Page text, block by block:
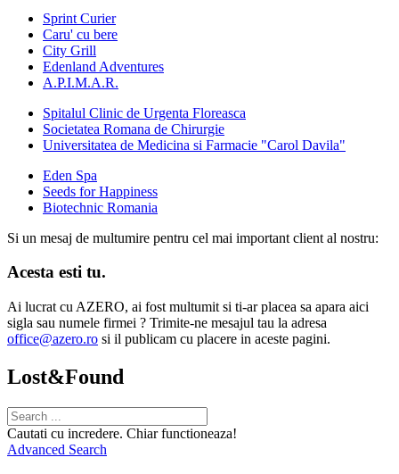
Sprint Curier
Caru' cu bere
City Grill
Edenland Adventures
A.P.I.M.A.R.
Spitalul Clinic de Urgenta Floreasca
Societatea Romana de Chirurgie
Universitatea de Medicina si Farmacie "Carol Davila"
Eden Spa
Seeds for Happiness
Biotechnic Romania
Si un mesaj de multumire pentru cel mai important client al nostru:
Acesta esti tu.
Ai lucrat cu AZERO, ai fost multumit si ti-ar placea sa apara aici
sigla sau numele firmei ? Trimite-ne mesajul tau la adresa
office@azero.ro si il publicam cu placere in aceste pagini.
Lost&Found
Cautati cu incredere. Chiar functioneaza!
Advanced Search